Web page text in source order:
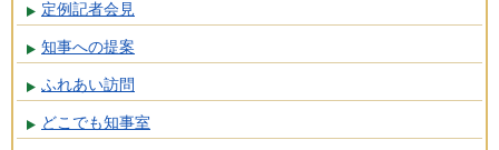
定例記者会見
知事への提案
ふれあい訪問
どこでも知事室